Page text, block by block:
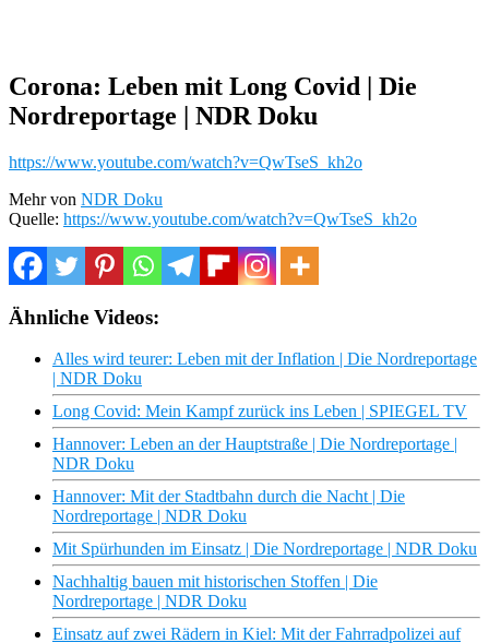
Corona: Leben mit Long Covid | Die
Nordreportage | NDR Doku
https://www.youtube.com/watch?v=QwTseS_kh2o
Mehr von NDR Doku
Quelle: https://www.youtube.com/watch?v=QwTseS_kh2o
Ähnliche Videos:
Alles wird teurer: Leben mit der Inflation | Die Nordreportage
| NDR Doku
Long Covid: Mein Kampf zurück ins Leben | SPIEGEL TV
Hannover: Leben an der Hauptstraße | Die Nordreportage |
NDR Doku
Hannover: Mit der Stadtbahn durch die Nacht | Die
Nordreportage | NDR Doku
Mit Spürhunden im Einsatz | Die Nordreportage | NDR Doku
Nachhaltig bauen mit historischen Stoffen | Die
Nordreportage | NDR Doku
Einsatz auf zwei Rädern in Kiel: Mit der Fahrradpolizei auf